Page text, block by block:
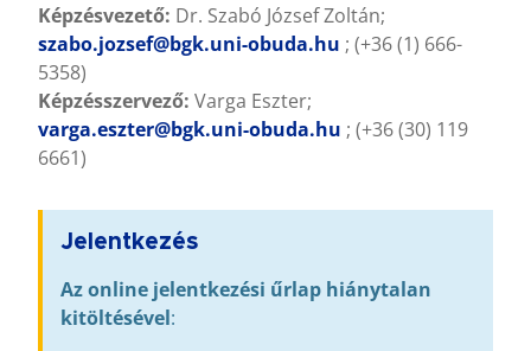
Képzésvezető: Dr. Szabó József Zoltán;
szabo.jozsef@bgk.uni-obuda.hu ; (+36 (1) 666-
5358)
Képzésszervező: Varga Eszter;
varga.eszter@bgk.uni-obuda.hu ; (+36 (30) 119
6661)
Jelentkezés
Az online jelentkezési űrlap hiánytalan
kitöltésével: